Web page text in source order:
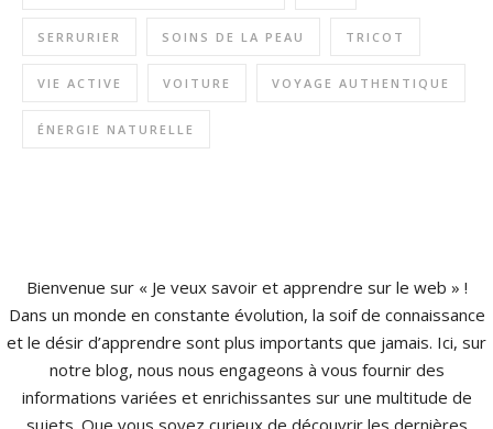
SERRURIER SOINS DE LA PEAU TRICOT
VIE ACTIVE VOITURE VOYAGE AUTHENTIQUE
ÉNERGIE NATURELLE
Bienvenue sur « Je veux savoir et apprendre sur le web » !
Dans un monde en constante évolution, la soif de connaissance
et le désir d’apprendre sont plus importants que jamais. Ici, sur
notre blog, nous nous engageons à vous fournir des
informations variées et enrichissantes sur une multitude de
sujets. Que vous soyez curieux de découvrir les dernières